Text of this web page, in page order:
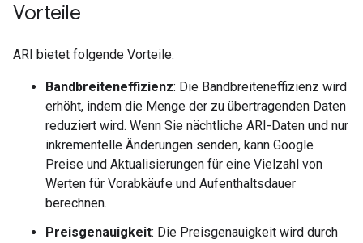
Vorteile
ARI bietet folgende Vorteile:
Bandbreiteneffizienz: Die Bandbreiteneffizienz wird
erhöht, indem die Menge der zu übertragenden Daten
reduziert wird. Wenn Sie nächtliche ARI-Daten und nur
inkrementelle Änderungen senden, kann Google
Preise und Aktualisierungen für eine Vielzahl von
Werten für Vorabkäufe und Aufenthaltsdauer
berechnen.
Preisgenauigkeit: Die Preisgenauigkeit wird durch